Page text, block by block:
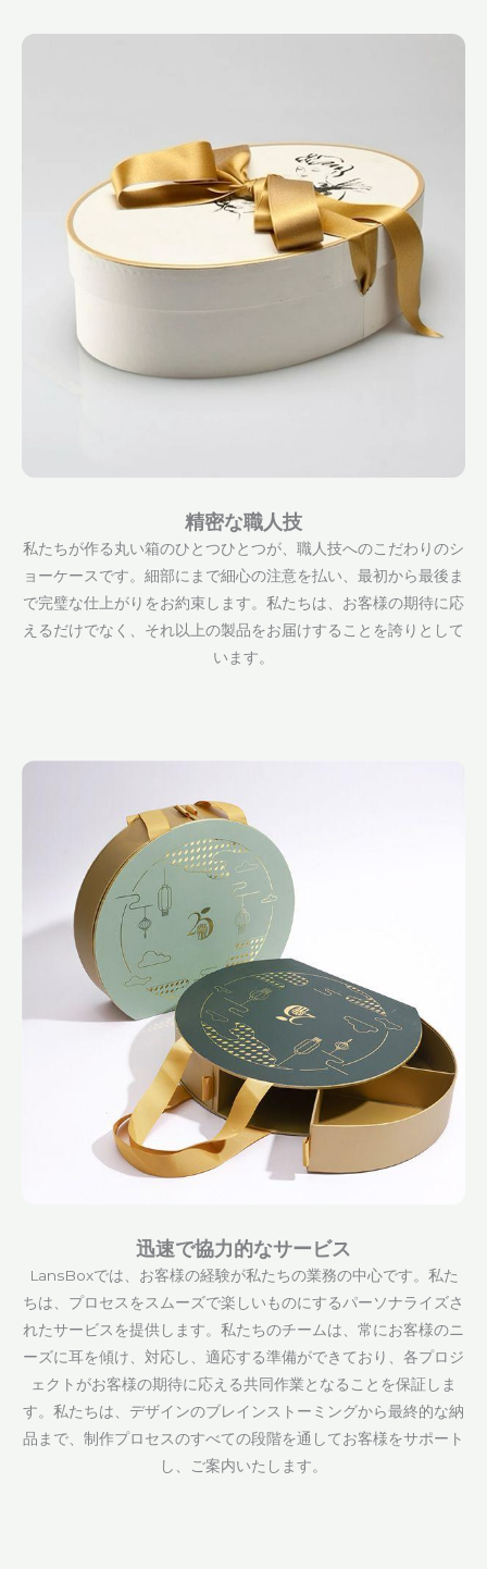
精密な職人技
私たちが作る丸い箱のひとつひとつが、職人技へのこだわりのシ
ョーケースです。細部にまで細心の注意を払い、最初から最後ま
で完璧な仕上がりをお約束します。私たちは、お客様の期待に応
えるだけでなく、それ以上の製品をお届けすることを誇りとして
います。
迅速で協力的なサービス
LansBoxでは、お客様の経験が私たちの業務の中心です。私た
ちは、プロセスをスムーズで楽しいものにするパーソナライズさ
れたサービスを提供します。私たちのチームは、常にお客様のニ
ーズに耳を傾け、対応し、適応する準備ができており、各プロジ
ェクトがお客様の期待に応える共同作業となることを保証しま
す。私たちは、デザインのブレインストーミングから最終的な納
品まで、制作プロセスのすべての段階を通してお客様をサポート
し、ご案内いたします。